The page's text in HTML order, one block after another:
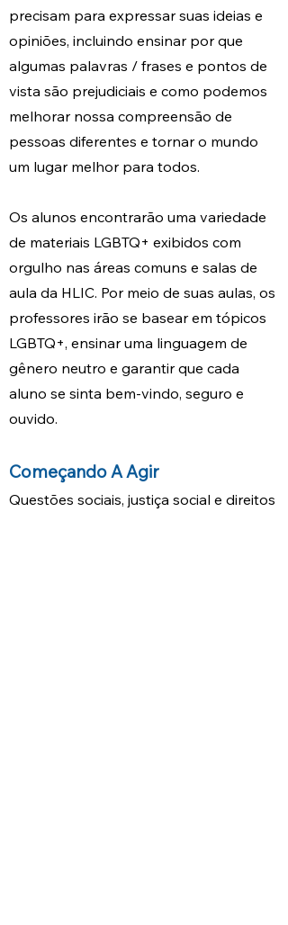
precisam para expressar suas ideias e
opiniões, incluindo ensinar por que
algumas palavras / frases e pontos de
vista são prejudiciais e como podemos
melhorar nossa compreensão de
pessoas diferentes e tornar o mundo
um lugar melhor para todos.
Os alunos encontrarão uma variedade
de materiais LGBTQ+ exibidos com
orgulho nas áreas comuns e salas de
aula da HLIC. Por meio de suas aulas, os
professores irão se basear em tópicos
LGBTQ+, ensinar uma linguagem de
gênero neutro e garantir que cada
aluno se sinta bem-vindo, seguro e
ouvido.
Começando A Agir
Questões sociais, justiça social e direitos